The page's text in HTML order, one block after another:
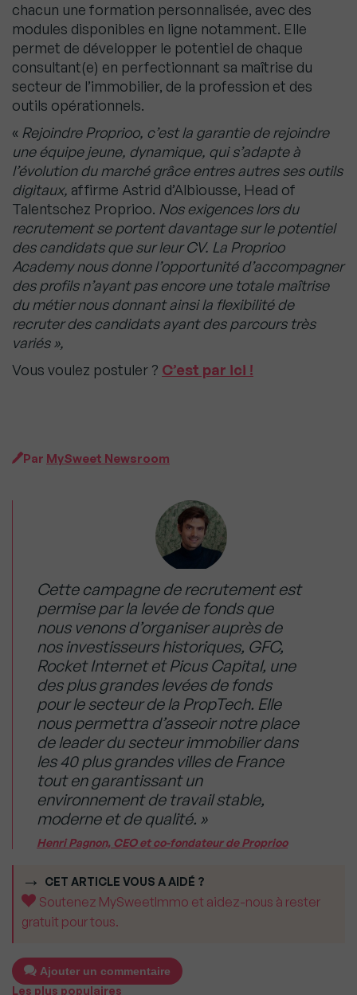
chacun une formation personnalisée, avec des
modules disponibles en ligne notamment. Elle
permet de développer le potentiel de chaque
consultant(e) en perfectionnant sa maîtrise du
secteur de l’immobilier, de la profession et des
outils opérationnels.
« Rejoindre Proprioo, c’est la garantie de rejoindre
une équipe jeune, dynamique, qui s’adapte à
l’évolution du marché grâce entres autres ses outils
digitaux, affirme Astrid d’Albiousse, Head of
Talentschez Proprioo. Nos exigences lors du
recrutement se portent davantage sur le potentiel
des candidats que sur leur CV. La Proprioo
Academy nous donne l’opportunité d’accompagner
des profils n’ayant pas encore une totale maîtrise
du métier nous donnant ainsi la flexibilité de
recruter des candidats ayant des parcours très
variés »,
Vous voulez postuler ? C’est par ici !
Par MySweet Newsroom
Cette campagne de recrutement est
permise par la levée de fonds que
nous venons d’organiser auprès de
nos investisseurs historiques, GFC,
Rocket Internet et Picus Capital, une
des plus grandes levées de fonds
pour le secteur de la PropTech. Elle
nous permettra d’asseoir notre place
de leader du secteur immobilier dans
les 40 plus grandes villes de France
tout en garantissant un
environnement de travail stable,
moderne et de qualité. »
Henri Pagnon, CEO et co-fondateur de Proprioo
CET ARTICLE VOUS A AIDÉ ?
Soutenez MySweetImmo et aidez-nous à rester
gratuit pour tous.
Ajouter un commentaire
Les plus populaires